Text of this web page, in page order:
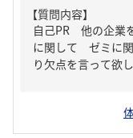
【質問内容】
自己PR 他の企業
に関して ゼミに
り欠点を言って欲